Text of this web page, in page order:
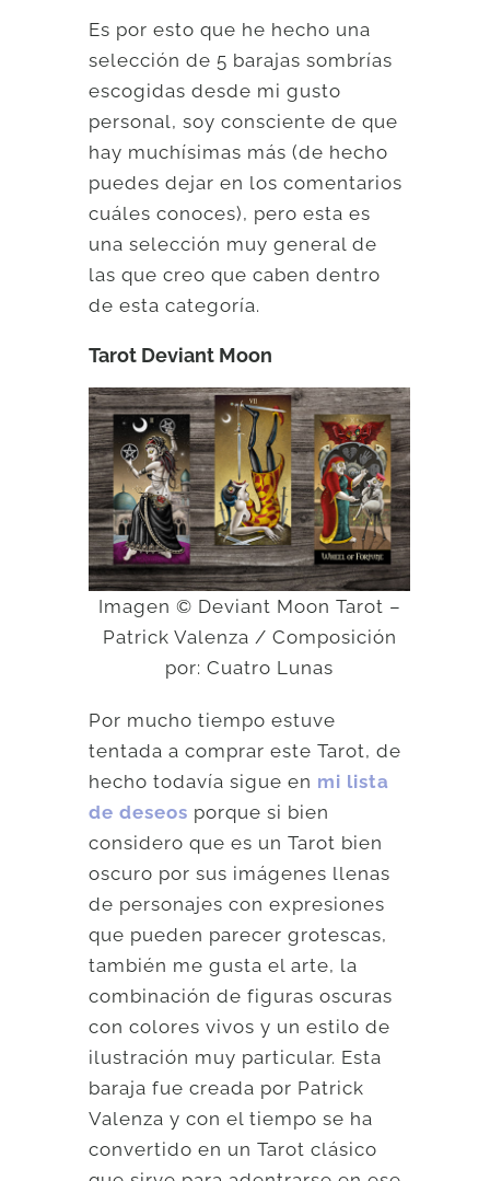
Es por esto que he hecho una
selección de 5 barajas sombrías
escogidas desde mi gusto
personal, soy consciente de que
hay muchísimas más (de hecho
puedes dejar en los comentarios
cuáles conoces), pero esta es
una selección muy general de
las que creo que caben dentro
de esta categoría.
Tarot Deviant Moon
Imagen © Deviant Moon Tarot –
Patrick Valenza / Composición
por: Cuatro Lunas
Por mucho tiempo estuve
tentada a comprar este Tarot, de
hecho todavía sigue en mi lista
de deseos porque si bien
considero que es un Tarot bien
oscuro por sus imágenes llenas
de personajes con expresiones
que pueden parecer grotescas,
también me gusta el arte, la
combinación de figuras oscuras
con colores vivos y un estilo de
ilustración muy particular. Esta
baraja fue creada por Patrick
Valenza y con el tiempo se ha
convertido en un Tarot clásico